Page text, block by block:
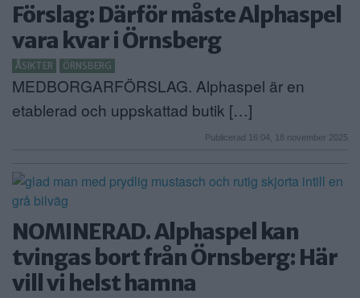
Förslag: Därför måste Alphaspel
vara kvar i Örnsberg
ÅSIKTER ÖRNSBERG
MEDBORGARFÖRSLAG. Alphaspel är en
etablerad och uppskattad butik […]
Publicerad 16:04, 18 november 2025
NOMINERAD. Alphaspel kan
tvingas bort från Örnsberg: Här
vill vi helst hamna